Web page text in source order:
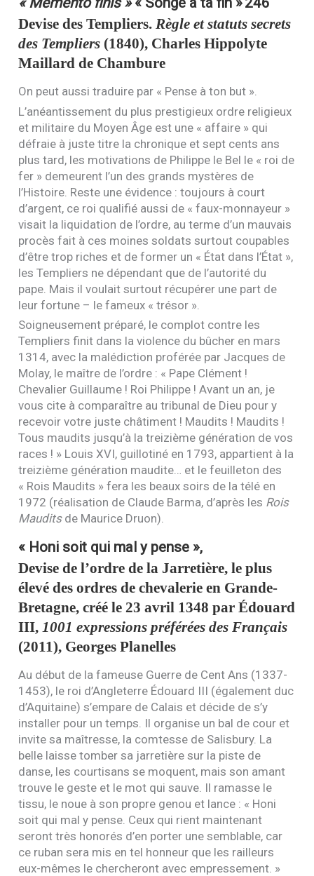
Devise des Templiers.Règle et statuts secrets
des Templiers (1840), Charles Hippolyte
Maillard de Chambure
On peut aussi traduire par « Pense à ton but ».
L’anéantissement du plus prestigieux ordre religieux
et militaire du Moyen Âge est une « affaire » qui
défraie à juste titre la chronique et sept cents ans
plus tard, les motivations de Philippe le Bel le « roi de
fer » demeurent l’un des grands mystères de
l’Histoire. Reste une évidence : toujours à court
d’argent, ce roi qualifié aussi de « faux-monnayeur »
visait la liquidation de l’ordre, au terme d’un mauvais
procès fait à ces moines soldats surtout coupables
d’être trop riches et de former un « État dans l’État »,
les Templiers ne dépendant que de l’autorité du
pape. Mais il voulait surtout récupérer une part de
leur fortune – le fameux « trésor ».
Soigneusement préparé, le complot contre les
Templiers finit dans la violence du bûcher en mars
1314, avec la malédiction proférée par Jacques de
Molay, le maître de l’ordre : « Pape Clément !
Chevalier Guillaume ! Roi Philippe ! Avant un an, je
vous cite à comparaître au tribunal de Dieu pour y
recevoir votre juste châtiment ! Maudits ! Maudits !
Tous maudits jusqu’à la treizième génération de vos
races ! » Louis XVI, guillotiné en 1793, appartient à la
treizième génération maudite… et le feuilleton des
« Rois Maudits » fera les beaux soirs de la télé en
1972 (réalisation de Claude Barma, d’après les Rois
Mauditsde Maurice Druon).
« Honi soit qui mal y pense »,
Devise de l’ordre de la Jarretière, le plus
élevé des ordres de chevalerie en Grande-
Bretagne, créé le 23 avril 1348 par Édouard
III, 1001 expressions préférées des Français
(2011), Georges Planelles
Au début de la fameuse Guerre de Cent Ans (1337-
1453), le roi d’Angleterre Édouard III (également duc
d’Aquitaine) s’empare de Calais et décide de s’y
installer pour un temps. Il organise un bal de cour et
invite sa maîtresse, la comtesse de Salisbury. La
belle laisse tomber sa jarretière sur la piste de
danse, les courtisans se moquent, mais son amant
trouve le geste et le mot qui sauve. Il ramasse le
tissu, le noue à son propre genou et lance : « Honi
soit qui mal y pense. Ceux qui rient maintenant
seront très honorés d’en porter une semblable, car
ce ruban sera mis en tel honneur que les railleurs
eux-mêmes le chercheront avec empressement. »